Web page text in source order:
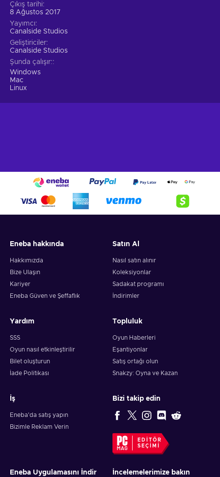
Çıkış tarihi
8 Ağustos 2017
Yayımcı
Canalside Studios
Geliştiriciler
Canalside Studios
Şunda çalışır:
Windows
Mac
Linux
Eneba hakkında
Hakkımızda
Bize Ulaşın
Kariyer
Eneba Güven ve Şeffaflık
Satın Al
Nasıl satın alınır
Koleksiyonlar
Sadakat programı
İndirimler
Yardım
SSS
Oyun nasıl etkinleştirilir
Bilet oluşturun
İade Politikası
Topluluk
Oyun Haberleri
Eşantiyonlar
Satış ortağı olun
Snakzy: Oyna ve Kazan
İş
Eneba'da satış yapın
Bizimle Reklam Verin
Bizi takip edin
EDITÖR
SEÇIMI
Eneba Uygulamasını İndir İncelemelerimize bakın